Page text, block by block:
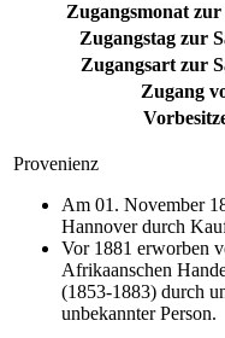
Zugangsmonat
Zugangstag zur
Zugangsart zur
Zugang
Provenienz
Am 01. November
Hannover durch
Vor 1881 erworben
Afrikaanschen
(1853-1883) durch
unbekannter Person.